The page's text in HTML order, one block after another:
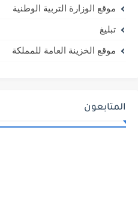
موقع الوزارة التربية الوطنية
تبليغ
موقع الخزينة العامة للمملكة
المتابعون